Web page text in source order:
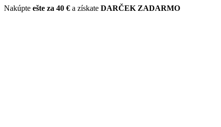
Nakúpte ešte za 40 € a získate DARČEK ZADARMO